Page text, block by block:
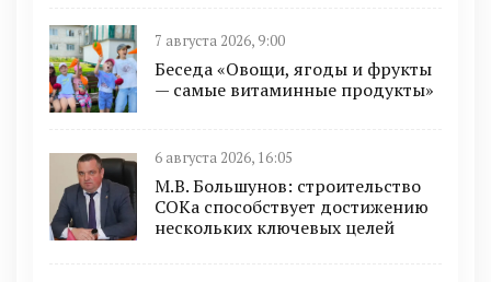
7 августа 2026, 9:00
Беседа «Овощи, ягоды и фрукты
— самые витаминные продукты»
6 августа 2026, 16:05
М.В. Большунов: строительство
СОКа способствует достижению
нескольких ключевых целей